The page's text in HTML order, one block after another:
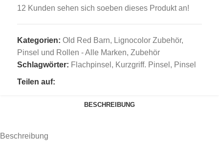
12 Kunden sehen sich soeben dieses Produkt an!
Kategorien: Old Red Barn, Lignocolor Zubehör,
Pinsel und Rollen - Alle Marken, Zubehör
Schlagwörter: Flachpinsel , Kurzgriff. Pinsel , Pinsel
Teilen auf:
BESCHREIBUNG
Beschreibung